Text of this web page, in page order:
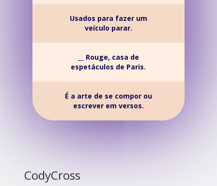
Usados para fazer um
veículo parar.
__ Rouge, casa de
espetáculos de Paris.
É a arte de se compor ou
escrever em versos.
CodyCross